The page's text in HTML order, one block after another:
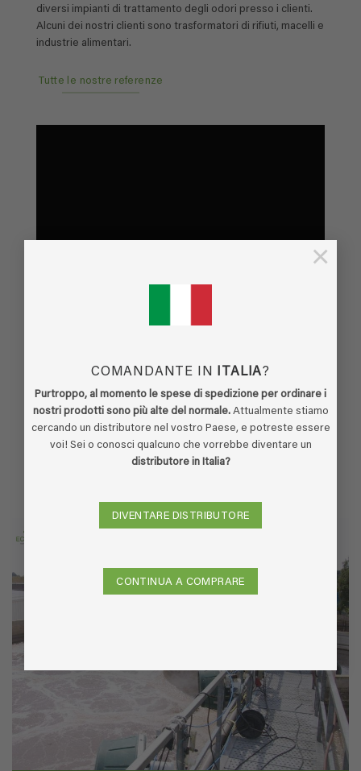
COMANDANTE IN ITALIA?
Purtroppo, al momento le spese di spedizione per ordinare i
nostri prodotti sono più alte del normale.Attualmente stiamo
cercando un distributore nel vostro Paese, e potreste essere
voi! Sei o conosci qualcuno che vorrebbe diventare un
distributore in Italia?
DIVENTARE DISTRIBUTORE
CONTINUA A COMPRARE
×
diversi impianti di trattamento degli odori presso i clienti.
Alcuni dei nostri clienti sono trasformatori di rifiuti, macelli e
industrie alimentari.
Tutte le nostre referenze
Ecco alcuni video di progetti realizzati da Ecodor.
Altri video